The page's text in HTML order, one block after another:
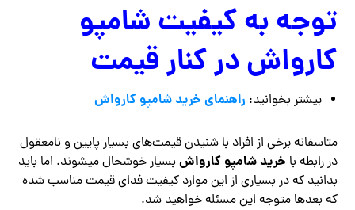
توجه به کیفیت شامپو
کارواش در کنار قیمت
بیشتر بخوانید: راهنمای خرید شامپو کارواش
متاسفانه برخی از افراد با شنیدن قیمت‌های بسیار پایین و نامعقول
در رابطه با خرید شامپو کارواش بسیار خوشحال میشوند. اما باید
بدانید که در بسیاری از این موارد کیفیت فدای قیمت مناسب شده
که بعدها متوجه این مسئله خواهید شد.